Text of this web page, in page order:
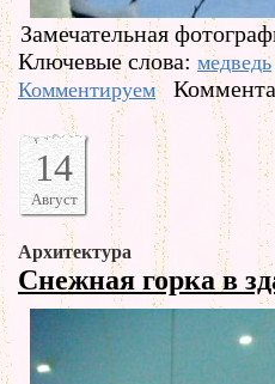
Замечательная
Ключевые слова: медведь
Комментируем
14
Август
Архитектура
Снежная горка в